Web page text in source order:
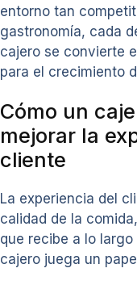
entorno tan
gastronomía, cada
cajero se convierte
para el crecimiento
Cómo un
mejorar la
cliente
La experiencia del
calidad de la
que recibe a lo
cajero juega un